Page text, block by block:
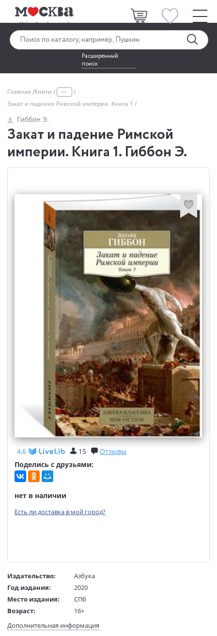
Расширенный
поиск
Главная Книги ...
Закат и падение Римской империи. Книга 1
Гиббон Э.
Закат и падение Римской
империи. Книга 1. Гиббон Э.
4,6 15
Отзывы
Поделись с друзьями:
нет в наличии
Есть ли доставка в мой город?
Издательство:
Азбука
Год издания:
2020
Место издания:
СПб
Возраст:
16+
Язык текста:
русский
Дополнительная информация